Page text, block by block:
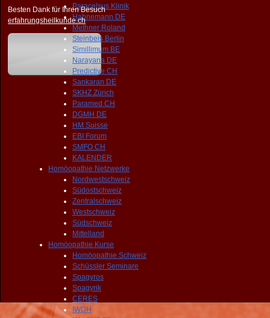
Paracelsus Klinik
Hahnemann DE
Methner Roland
Steinbeis Berlin
Simillimum BE
Narayana DE
Predictive CH
Sankaran DE
SKHZ Zürich
Paramed CH
DGMH DE
HM Suisse
EBI Forum
SMFO CH
KALENDER
Homöopathie Netzwerke
Nordwestschweiz
Südostschweiz
Zentralschweiz
Westschweiz
Südschweiz
Mittelland
Homöopathie Kurse
Homöopathie Schweiz
Schüssler Seminare
Spagyros
Spagyrik
CERES
IWDH
Besten Dank für Ihren Besuch
erfahrungsheilkunde.ch